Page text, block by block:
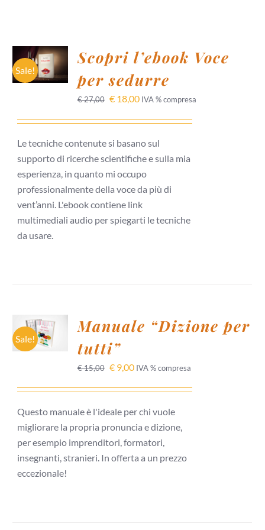
Sale!
AL
CARRELLO
/
Scopri l’ebook Voce
per sedurre
€27,00 €18,00 IVA % compresa
Le tecniche contenute si basano sul
supporto di ricerche scientifiche e sulla mia
esperienza, in quanto mi occupo
professionalmente della voce da più di
vent’anni. L'ebook contiene link
multimediali audio per spiegarti le tecniche
da usare.
Sale!
AL
CARRELLO
/
Manuale “Dizione per
tutti”
€15,00 €9,00 IVA % compresa
Questo manuale è l'ideale per chi vuole
migliorare la propria pronuncia e dizione,
per esempio imprenditori, formatori,
insegnanti, stranieri. In offerta a un prezzo
eccezionale!